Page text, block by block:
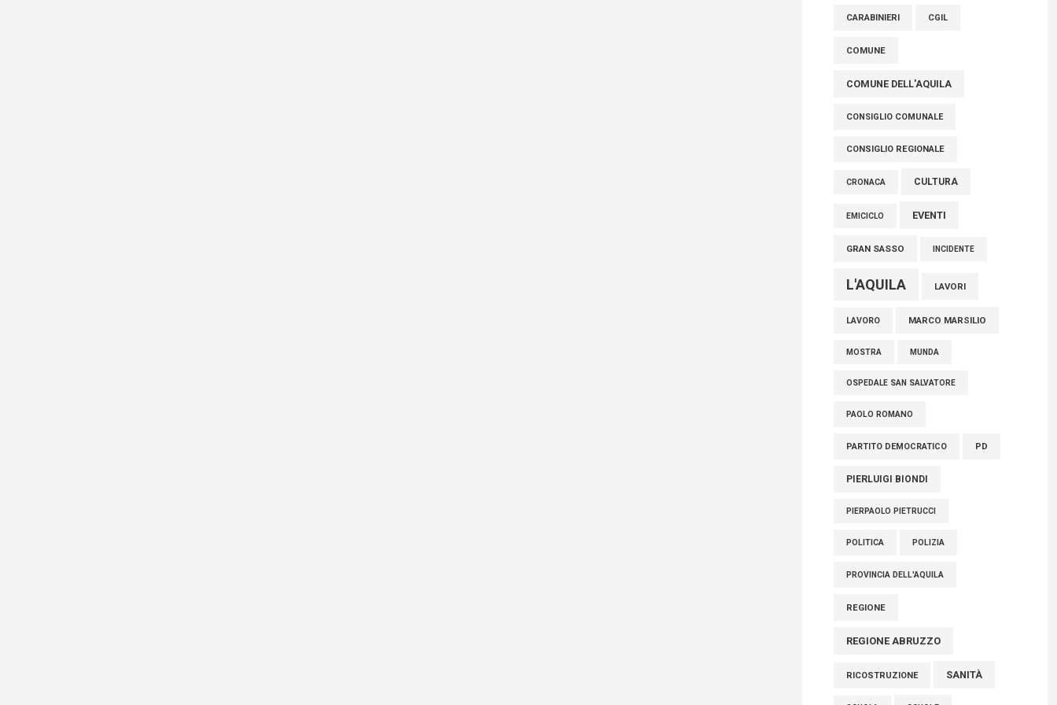
tra cui molti abruzzesi"
06 Agosto 2026
CARABINIERI CGIL
COMUNE
COMUNE DELL'AQUILA
CONSIGLIO COMUNALE
CONSIGLIO REGIONALE
CRONACA CULTURA
EMICICLO EVENTI
GRAN SASSO INCIDENTE
L'AQUILA LAVORI
LAVORO MARCO MARSILIO
MOSTRA MUNDA
OSPEDALE SAN SALVATORE
PAOLO ROMANO
PARTITO DEMOCRATICO PD
PIERLUIGI BIONDI
PIERPAOLO PIETRUCCI
POLITICA POLIZIA
PROVINCIA DELL'AQUILA
REGIONE
REGIONE ABRUZZO
RICOSTRUZIONE SANITÀ